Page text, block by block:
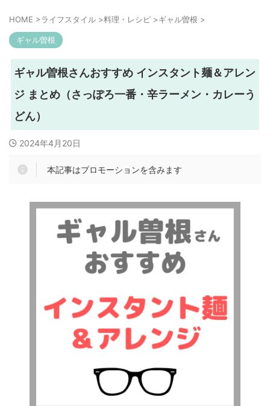
HOME >ライフスタイル >料理・レシピ >ギャル曽根 >
ギャル曽根
ギャル曽根さんおすすめ インスタント麺＆アレン
ジ まとめ（さっぽろ一番・辛ラーメン・カレーう
どん）
2024年4月20日
本記事はプロモーションを含みます